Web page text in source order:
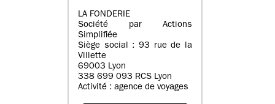
LA FONDERIE
Société par Actions
Simplifiée
Siège social : 93 rue de la
Villette
69003 Lyon
338 699 093 RCS Lyon
Activité : agence de voyages